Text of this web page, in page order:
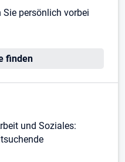
persönlich vorbei
finden
und Soziales: